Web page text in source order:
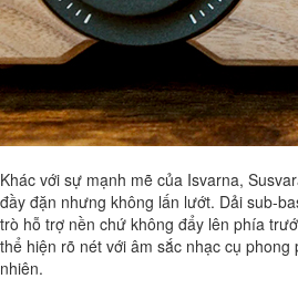
Khác với sự mạnh mẽ của Isvarna,
đầy đặn nhưng không lấn lướt. Dải sub-
trò hỗ trợ nền chứ không đẩy lên phía
thể hiện rõ nét với âm sắc nhạc cụ
nhiên.